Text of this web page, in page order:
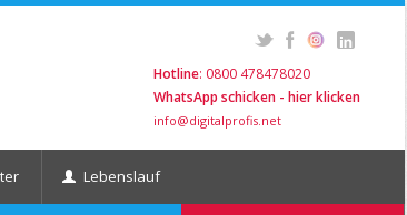
Hotline: 0800 478478020
WhatsApp schicken - hier klicken
info@digitalprofis.net
Lebenslauf